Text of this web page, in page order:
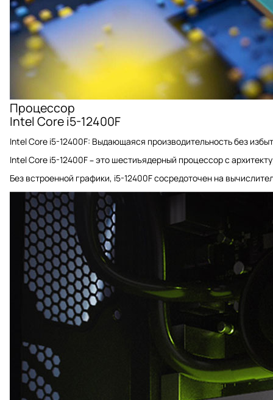
Процессор
Intel Core i5-12400F
Intel Core i5-12400F: Выдающаяся производительность без
Intel Core i5-12400F – это шестиъядерный процессор с
Без встроенной графики, i5-12400F сосредоточен на